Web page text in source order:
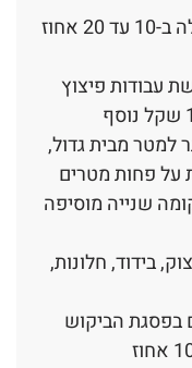
מיקום גיאוגרפי: פריפריה זולה ב-10 עד 20 אחוז
עבודות פיצוץ
למטר מבית גדול,
על פחות מטרים
שנייה מוסיפה
בידוד, חלונות,
בפסגת הביקוש